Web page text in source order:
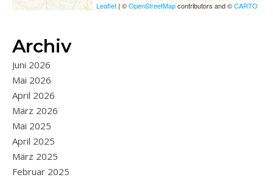
Leaflet| ©OpenStreetMapcontributors and ©CARTO
Archiv
Juni 2026
Mai 2026
April 2026
März 2026
Mai 2025
April 2025
März 2025
Februar 2025